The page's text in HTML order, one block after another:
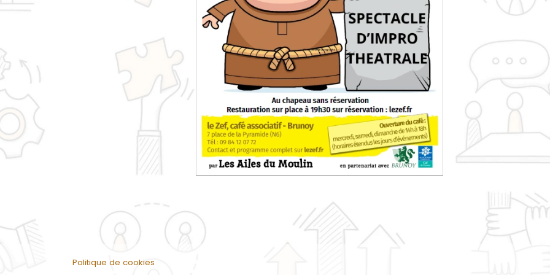
Politique de cookies